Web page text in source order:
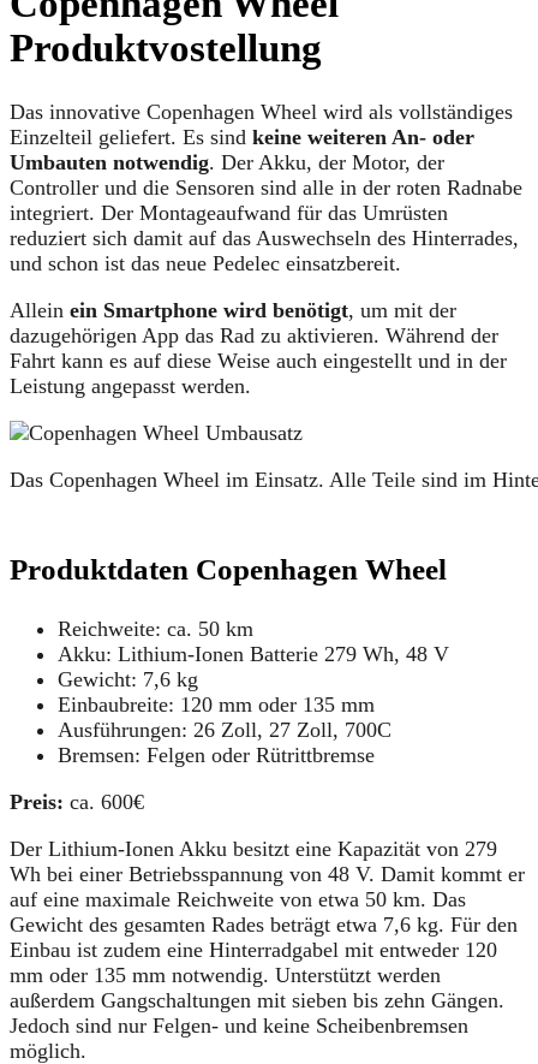
Produktvostellung
Das innovative Copenhagen Wheel wird als vollständiges
Einzelteil geliefert. Es sind keine weiteren An- oder
Umbauten notwendig. Der Akku, der Motor, der
Controller und die Sensoren sind alle in der roten Radnabe
integriert. Der Montageaufwand für das Umrüsten
reduziert sich damit auf das Auswechseln des Hinterrades,
und schon ist das neue Pedelec einsatzbereit.
Allein ein Smartphone wird benötigt, um mit der
dazugehörigen App das Rad zu aktivieren. Während der
Fahrt kann es auf diese Weise auch eingestellt und in der
Leistung angepasst werden.
Das Copenhagen Wheel im Einsatz. Alle Teile sind im
Produktdaten Copenhagen Wheel
Reichweite: ca. 50 km
Akku: Lithium-Ionen Batterie 279 Wh, 48 V
Gewicht: 7,6 kg
Einbaubreite: 120 mm oder 135 mm
Ausführungen: 26 Zoll, 27 Zoll, 700C
Bremsen: Felgen oder Rütrittbremse
Preis: ca. 600€
Der Lithium-Ionen Akku besitzt eine Kapazität von 279
Wh bei einer Betriebsspannung von 48 V. Damit kommt er
auf eine maximale Reichweite von etwa 50 km. Das
Gewicht des gesamten Rades beträgt etwa 7,6 kg. Für den
Einbau ist zudem eine Hinterradgabel mit entweder 120
mm oder 135 mm notwendig. Unterstützt werden
außerdem Gangschaltungen mit sieben bis zehn Gängen.
Jedoch sind nur Felgen- und keine Scheibenbremsen
möglich.